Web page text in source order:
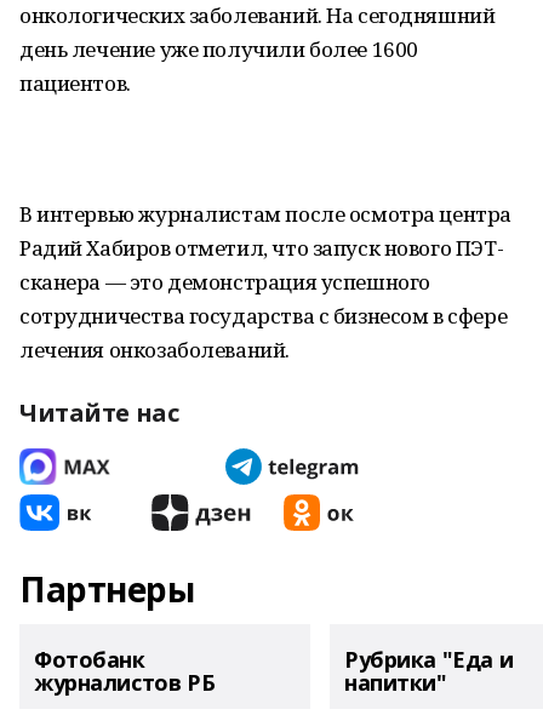
онкологических заболеваний. На сегодняшний
день лечение уже получили более 1600
пациентов.
В интервью журналистам после осмотра центра
Радий Хабиров отметил, что запуск нового ПЭТ-
сканера — это демонстрация успешного
сотрудничества государства с бизнесом в сфере
лечения онкозаболеваний.
Читайте нас
Партнеры
Фотобанк
журналистов РБ
Рубрика "Еда и
напитки"